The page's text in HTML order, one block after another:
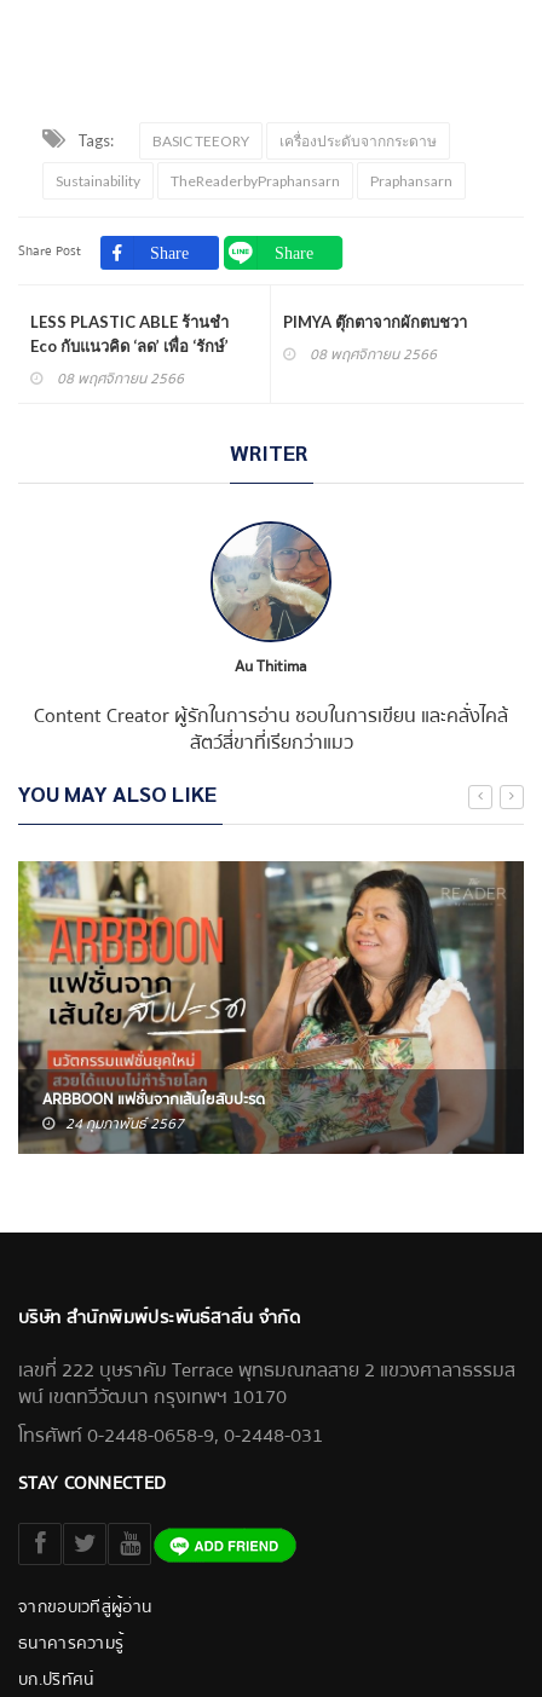
Tags: BASIC TEEORY เครื่องประดับจากกระดาษ
Sustainability TheReaderbyPraphansarn Praphansarn
Share Post
LESS PLASTIC ABLE ร้านชำ
Eco กับแนวคิด ‘ลด’ เพื่อ ‘รักษ์’
08 พฤศจิกายน 2566
PIMYA ตุ๊กตาจากผักตบชวา
08 พฤศจิกายน 2566
WRITER
Au Thitima
Content Creator ผู้รักในการอ่าน ชอบในการเขียน และคลั่งไคล้
สัตว์สี่ขาที่เรียกว่าแมว
YOU MAY ALSO LIKE
ARBBOON แฟชั่นจากเส้นใยสับปะรด
24 กุมภาพันธ์ 2567
บริษัท สำนักพิมพ์ประพันธ์สาส์น จำกัด
เลขที่ 222 บุษราคัม Terrace พุทธมณฑลสาย 2 แขวงศาลาธรรมส
พน์ เขตทวีวัฒนา กรุงเทพฯ 10170
โทรศัพท์ 0-2448-0658-9, 0-2448-031
STAY CONNECTED
จากขอบเวทีสู่ผู้อ่าน
ธนาคารความรู้
บก.ปริทัศน์